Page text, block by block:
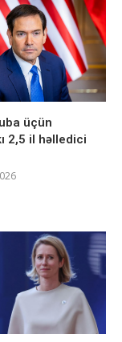
üçün
2,5 il həlledici